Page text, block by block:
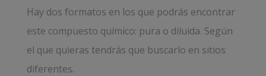
Hay dos formatos en los que podrás encontrar
este compuesto químico: pura o diluida. Según
el que quieras tendrás que buscarlo en sitios
diferentes.